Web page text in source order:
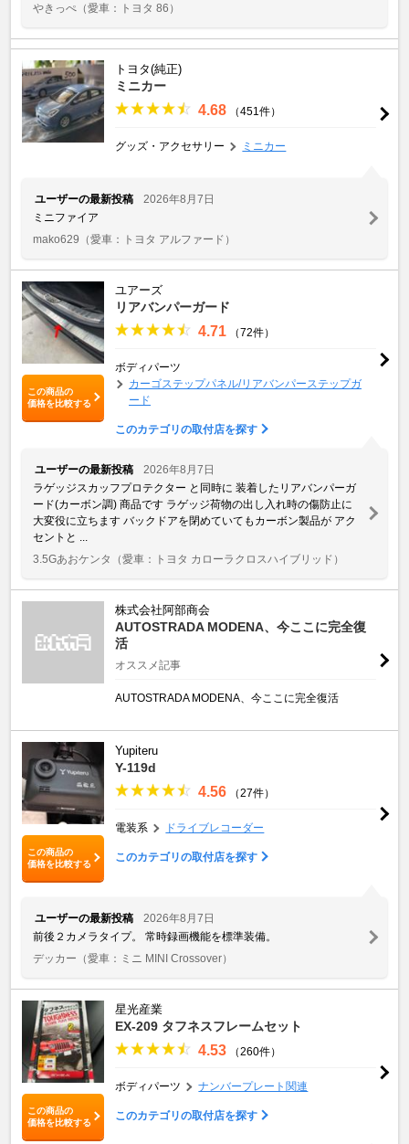
やきっぺ （愛車：トヨタ 86）
トヨタ(純正)
ミニカー
4.68 （451件）
グッズ・アクセサリー ミニカー
ユーザーの最新投稿
2026年8月7日
ミニファイア
mako629 （愛車：トヨタ アルファード）
この商品の
価格を比較する
ユアーズ
リアバンパーガード
4.71 （72件）
ボディパーツ
カーゴステップパネル/リアバンパーステップガ
ード
このカテゴリの取付店を探す
ユーザーの最新投稿
2026年8月7日
ラゲッジスカッフプロテクター と同時に 装着したリアバンパーガ
ード(カーボン調) 商品です ラゲッジ荷物の出し入れ時の傷防止に
大変役に立ちます バックドアを閉めていてもカーボン製品が アク
セントと ...
3.5Gあおケンタ
（愛車：トヨタ カローラクロスハイブリッド）
株式会社阿部商会
AUTOSTRADA MODENA、今ここに完全復
活
オススメ記事
AUTOSTRADA MODENA、今ここに完全復活
この商品の
価格を比較する
Yupiteru
Y-119d
4.56 （27件）
電装系 ドライブレコーダー
このカテゴリの取付店を探す
ユーザーの最新投稿
2026年8月7日
前後２カメラタイプ。 常時録画機能を標準装備。
デッカー （愛車：ミニ MINI Crossover）
この商品の
価格を比較する
星光産業
EX-209 タフネスフレームセット
4.53 （260件）
ボディパーツ ナンバープレート関連
このカテゴリの取付店を探す